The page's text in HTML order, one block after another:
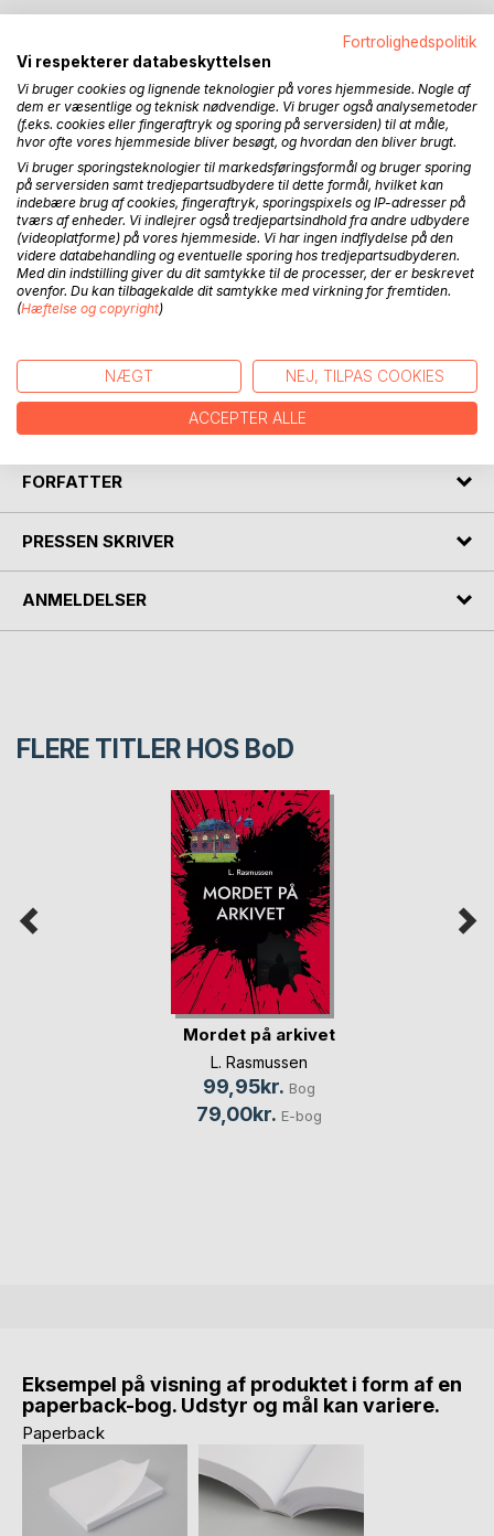
BESKRIVELSE
"Opkaldet" fortsætter i bestræbelsen om at opklare
selveste "opdagelsen" på opfordring, og gennem en slags
fabulerende ballade viser det sig at selveste skriveren er
dybt involveret i de tegn og beretninger som skal skrives ...
det nærmer sig en filosofisk gyser ... med fadermord ...
opgøret med skriftens herredømme ... og ikke mindst hele
ideen om utroskab, overvågning og plagiatets figur og
spøgelses-agtige spaltninger; hvem er det egentlig der slår
ihjel og bliver slået ihjel?
fortællingens kringlekroge og dybe betydningslag finder
han sin fars efterladenskaber, der sig ikke blot ham noget ...
men noget til hele menneskeheden ...
FORFATTER
PRESSEN SKRIVER
ANMELDELSER
FLERE TITLER HOS BoD
Mordet på arkivet
L. Rasmussen
99,95kr. Bog
79,00kr. E-bog
Eksempel på visning af produktet i form af en
paperback-bog. Udstyr og mål kan variere.
Paperback
Fortrolighedspolitik
Vi respekterer databeskyttelsen
Vi bruger cookies og lignende teknologier på vores hjemmeside. Nogle af
dem er væsentlige og teknisk nødvendige. Vi bruger også analysemetoder
(f.eks. cookies eller fingeraftryk og sporing på serversiden) til at måle,
hvor ofte vores hjemmeside bliver besøgt, og hvordan den bliver brugt.
Vi bruger sporingsteknologier til markedsføringsformål og bruger sporing
på serversiden samt tredjepartsudbydere til dette formål, hvilket kan
indebære brug af cookies, fingeraftryk, sporingspixels og IP-adresser på
tværs af enheder. Vi indlejrer også tredjepartsindhold fra andre udbydere
(videoplatforme) på vores hjemmeside. Vi har ingen indflydelse på den
videre databehandling og eventuelle sporing hos tredjepartsudbyderen.
Med din indstilling giver du dit samtykke til de processer, der er beskrevet
ovenfor. Du kan tilbagekalde dit samtykke med virkning for fremtiden.
(Hæftelse og copyright)
NÆGT NEJ, TILPAS COOKIES
ACCEPTER ALLE